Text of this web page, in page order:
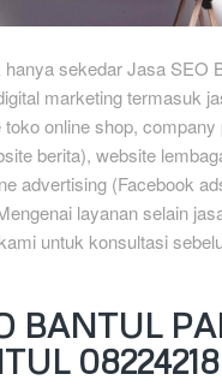
sekedar Jasa SEO
marketing termasuk
online shop, company
berita), website
advertising (Facebook
layanan selain
untuk konsultasi
BANTUL